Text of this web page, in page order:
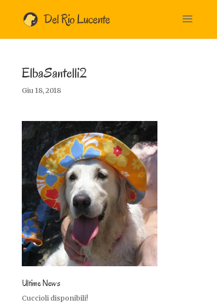
ElbaSantelli2
Giu 18, 2018
Ultime News
Cuccioli disponibili!